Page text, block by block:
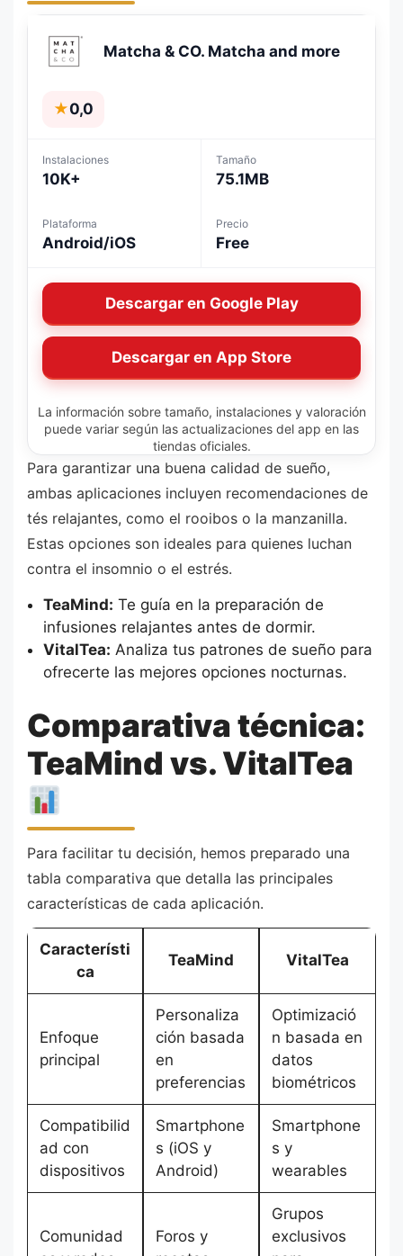
Matcha & CO. Matcha and more
★0,0
Instalaciones
10K+
Tamaño
75.1MB
Plataforma
Android/iOS
Precio
Free
Descargar en Google Play
Descargar en App Store
La información sobre tamaño, instalaciones y valoración
puede variar según las actualizaciones del app en las
tiendas oficiales.
Para garantizar una buena calidad de sueño,
ambas aplicaciones incluyen recomendaciones de
tés relajantes, como el rooibos o la manzanilla.
Estas opciones son ideales para quienes luchan
contra el insomnio o el estrés.
TeaMind: Te guía en la preparación de
infusiones relajantes antes de dormir.
VitalTea: Analiza tus patrones de sueño para
ofrecerte las mejores opciones nocturnas.
Comparativa técnica:
TeaMind vs. VitalTea
Para facilitar tu decisión, hemos preparado una
tabla comparativa que detalla las principales
características de cada aplicación.
Característi
ca
TeaMind VitalTea
Enfoque
principal
Personaliza
ción basada
en
preferencias
Optimizació
n basada en
datos
biométricos
Compatibilid
ad con
dispositivos
Smartphone
s (iOS y
Android)
Smartphone
s y
wearables
Comunidad
Foros y
Grupos
exclusivos